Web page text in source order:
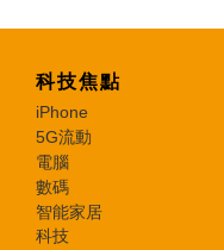
科技焦點
iPhone
5G流動
電腦
數碼
智能家居
科技